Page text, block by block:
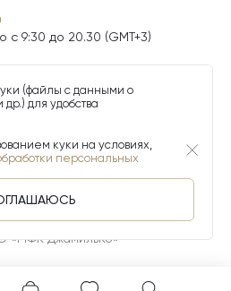
с 9:30 до 20.30 (GMT+3)
«МФК ДжамильКо»
(файлы с данными о
для удобства
куки на условиях,
персональных